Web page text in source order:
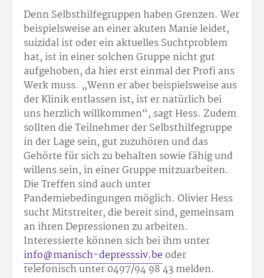
Denn Selbsthilfegruppen haben Grenzen. Wer
beispielsweise an einer akuten Manie leidet,
suizidal ist oder ein aktuelles Suchtproblem
hat, ist in einer solchen Gruppe nicht gut
aufgehoben, da hier erst einmal der Profi ans
Werk muss. „Wenn er aber beispielsweise aus
der Klinik entlassen ist, ist er natürlich bei
uns herzlich willkommen“, sagt Hess. Zudem
sollten die Teilnehmer der Selbsthilfegruppe
in der Lage sein, gut zuzuhören und das
Gehörte für sich zu behalten sowie fähig und
willens sein, in einer Gruppe mitzuarbeiten.
Die Treffen sind auch unter
Pandemiebedingungen möglich. Olivier Hess
sucht Mitstreiter, die bereit sind, gemeinsam
an ihren Depressionen zu arbeiten.
Interessierte können sich bei ihm unter
info@manisch-depresssiv.beoder
telefonisch unter 0497/94 98 43 melden.